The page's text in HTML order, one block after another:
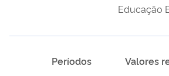
Educação
Períodos Valores